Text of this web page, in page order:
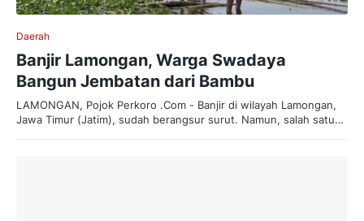
Daerah
Banjir Lamongan, Warga Swadaya
Bangun Jembatan dari Bambu
LAMONGAN, Pojok Perkoro .Com - Banjir di wilayah Lamongan,
Jawa Timur (Jatim), sudah berangsur surut. Namun, salah satu…